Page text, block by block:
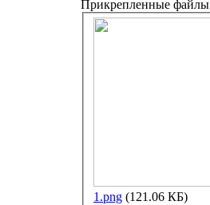
Прикрепленные файлы
1.png (121.06 КБ)